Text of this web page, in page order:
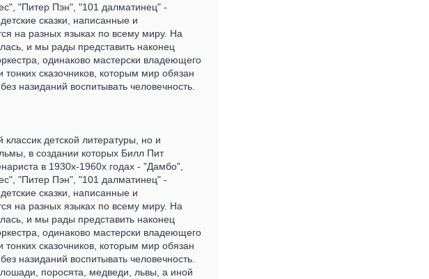
"Питер Пэн", "101 далматинец" -
сказки, написанные и
на разных языках по всему миру. На
и мы рады представить наконец
одинаково мастерски владеющего
сказочников, которым мир обязан
назиданий воспитывать человечность.
детской литературы, но и
в создании которых Билл Пит
в 1930х-1960х годах - "Дамбо",
"Питер Пэн", "101 далматинец" -
сказки, написанные и
на разных языках по всему миру. На
и мы рады представить наконец
одинаково мастерски владеющего
сказочников, которым мир обязан
назиданий воспитывать человечность.
поросята, медведи, львы, а иной